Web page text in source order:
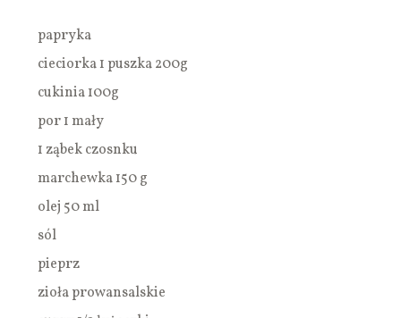
papryka
cieciorka 1 puszka 200g
cukinia 100g
por 1 mały
1 ząbek czosnku
marchewka 150 g
olej 50 ml
sól
pieprz
zioła prowansalskie